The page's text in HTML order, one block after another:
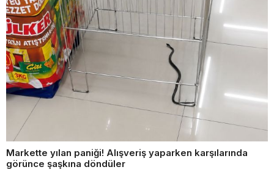
Markette yılan paniği! Alışveriş yaparken karşılarında
görünce şaşkına döndüler